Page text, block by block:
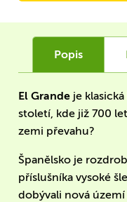
Popis
El Grande je
století, kde již 700
zemi převahu?
Španělsko je
příslušníka vysoké
dobývali nová